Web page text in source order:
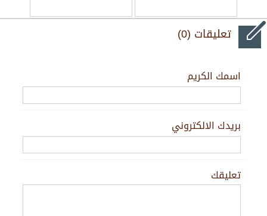
تعليقات (0)
اسمك الكريم
بريدك الالكتروني
تعليقك